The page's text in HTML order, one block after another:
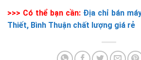
>>> Có thể bạn cần: Địa chỉ bán
Thiết, Bình Thuận chất lượng giá rẻ